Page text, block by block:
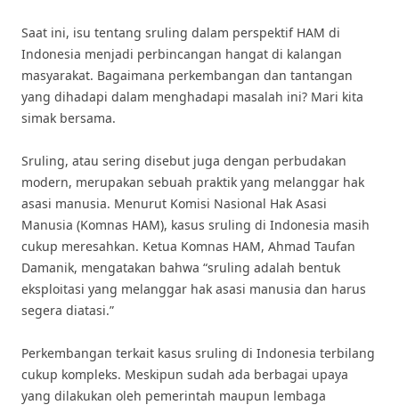
Saat ini, isu tentang sruling dalam perspektif HAM di
Indonesia menjadi perbincangan hangat di kalangan
masyarakat. Bagaimana perkembangan dan tantangan
yang dihadapi dalam menghadapi masalah ini? Mari kita
simak bersama.
Sruling, atau sering disebut juga dengan perbudakan
modern, merupakan sebuah praktik yang melanggar hak
asasi manusia. Menurut Komisi Nasional Hak Asasi
Manusia (Komnas HAM), kasus sruling di Indonesia masih
cukup meresahkan. Ketua Komnas HAM, Ahmad Taufan
Damanik, mengatakan bahwa “sruling adalah bentuk
eksploitasi yang melanggar hak asasi manusia dan harus
segera diatasi.”
Perkembangan terkait kasus sruling di Indonesia terbilang
cukup kompleks. Meskipun sudah ada berbagai upaya
yang dilakukan oleh pemerintah maupun lembaga